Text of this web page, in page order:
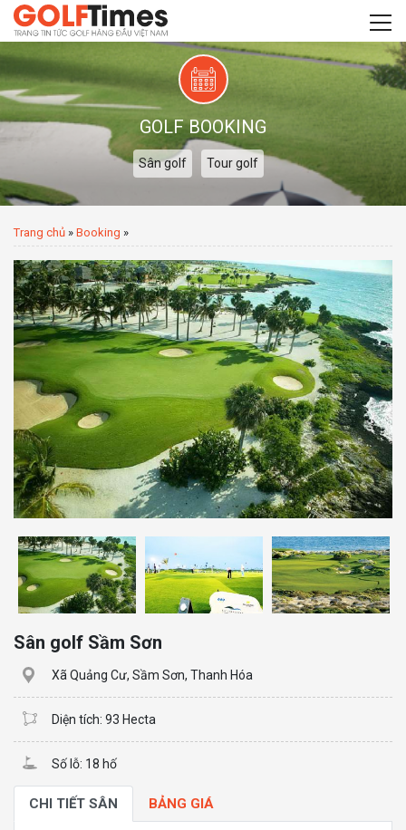
GOLF BOOKING
Sân golf Tour golf
Trang chủ » Booking »
Sân golf Sầm Sơn
Xã Quảng Cư, Sầm Sơn, Thanh Hóa
Diện tích: 93 Hecta
Số lỗ: 18 hố
CHI TIẾT SÂN BẢNG GIÁ